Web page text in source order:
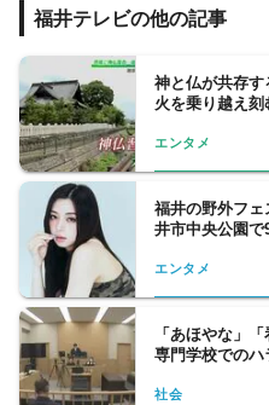
福井テレビの他の記事
神と仏が共存
火を乗り越え
エンタメ
福井の野外フ
井市中央公園
エンタメ
「あほやな」
専門学校での
社会